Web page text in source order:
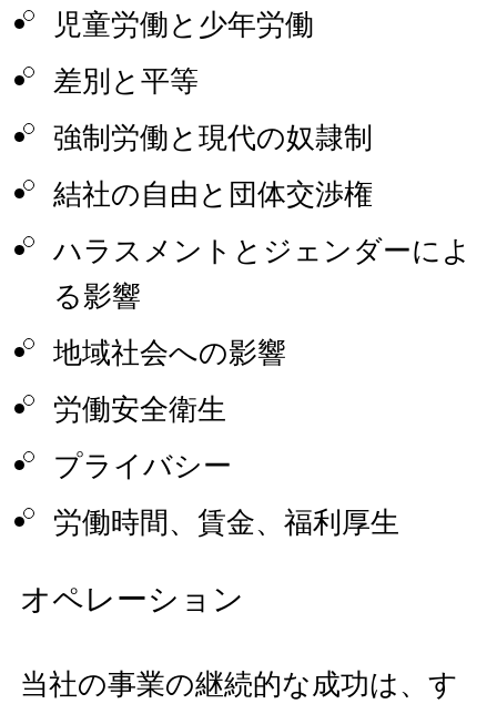
児童労働と少年労働
差別と平等
強制労働と現代の奴隷制
結社の自由と団体交渉権
ハラスメントとジェンダーによ
る影響
地域社会への影響
労働安全衛生
プライバシー
労働時間、賃金、福利厚生
オペレーション
当社の事業の継続的な成功は、す